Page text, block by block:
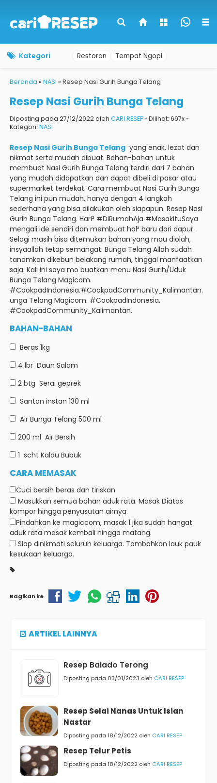
Kategori Restoran Tempat Ngopi
Beranda » NASI » Resep Nasi Gurih Bunga Telang
Resep Nasi Gurih Bunga Telang
Diposting pada 27/12/2022 oleh CARI RESEP◦ Dilihat: 697x ◦
Kategori: NASI
Resep Nasi Gurih Bunga Telang yang enak, lezat dan
nikmat serta mudah dibuat. Bahan-bahan untuk
membuat Nasi Gurih Bunga Telang terdiri dari 7 bahan
yang mudah didapatkan dan dapat dibeli di pasar atau
supermarket terdekat. Cara membuat Nasi Gurih Bunga
Telang ini pun mudah, hanya dengan 4 langkah
sederhana yang bisa dilakukan oleh siapapun. Resep Nasi
Gurih Bunga Telang. Hari² #DiRumahAja #MasakItuSaya
mengali ide sendiri dan membuat hal² baru dari dapur.
Selagi masih bisa ditemukan bahan yang mau diolah,
insyaallah tetap semangat. Bunga Telang Allah sudah
tanamkan dikebun belakang rumah, tinggal manfaatkan
saja. Kali ini saya mo buatkan menu Nasi Gurih/Uduk
Bunga Telang Magicom.
#CookpadIndonesia.#CookpadCommunity_Kalimantan.
unga Telang Magicom. #CookpadIndonesia.
#CookpadCommunity_Kalimantan.
BAHAN-BAHAN
Beras 1kg
4 lbr Daun Salam
2 btg Serai geprek
Santan instan 130 ml
Air Bunga Telang 500 ml
200 ml Air Bersih
1 scht Kaldu Bubuk
CARA MEMASAK
Cuci bersih beras dan tiriskan.
Masukkan semua bahan aduk rata. Masak Diatas
kompor hingga penyusutan airnya.
Pindahkan ke magiccom, masak 1 jika sudah hangat
aduk rata masak kembali hingga matang.
Siap dinikmati seluruh keluarga. Tambahkan lauk pauk
kesukaan keluarga.
Bagikan ke
ARTIKEL LAINNYA
Resep Balado Terong
Diposting pada 03/01/2023 oleh CARI RESEP
Resep Selai Nanas Untuk Isian
Nastar
Diposting pada 18/12/2022 oleh CARI RESEP
Resep Telur Petis
Diposting pada 18/12/2022 oleh CARI RESEP